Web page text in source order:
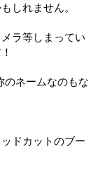
しれません。
ラ等しまってい
のネームなのもな
ドカットのブー